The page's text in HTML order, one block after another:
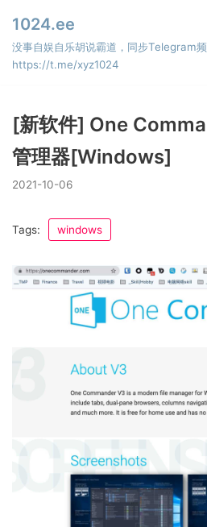
Skip
to
content
1024.ee
没事自娱自乐胡说霸道，同步Telegram
https://t.me/xyz1024
[新软件] One
管理器[Windows]
2021-10-06
Tags: windows